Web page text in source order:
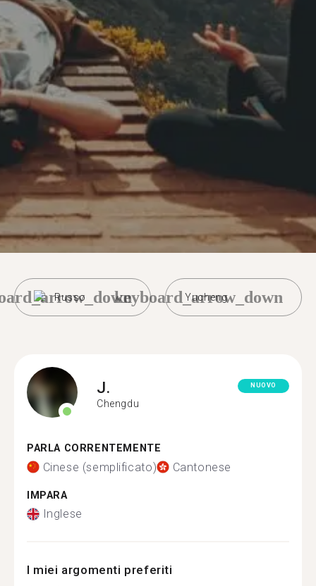
Russo Yucheng
keyboard_arrow_down
J.
Chengdu
NUOVO
PARLA CORRENTEMENTE
Cinese (semplificato) Cantonese
IMPARA
Inglese
I miei argomenti preferiti